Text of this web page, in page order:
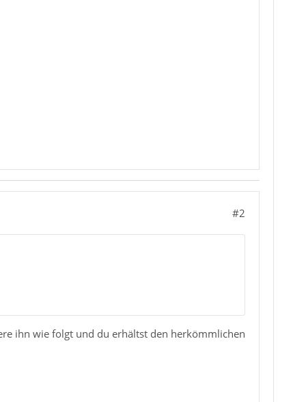
#2
ihn wie folgt und du erhältst den herkömmlichen